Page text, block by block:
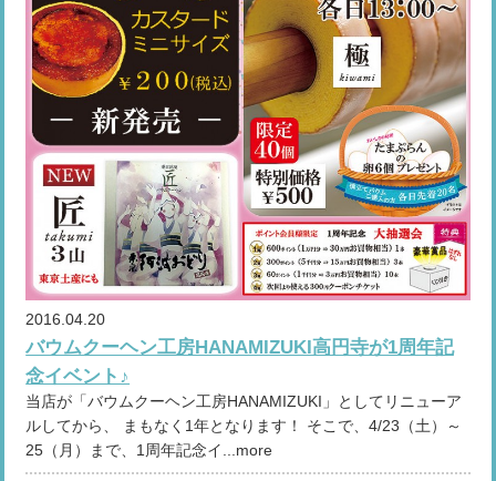
2016.04.20
バウムクーヘン工房HANAMIZUKI高円寺が1周年記
念イベント♪
当店が「バウムクーヘン工房HANAMIZUKI」としてリニューア
ルしてから、 まもなく1年となります！ そこで、4/23（土）～
25（月）まで、1周年記念イ...more